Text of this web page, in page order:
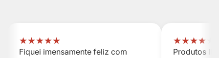
★★★★★
Fiquei imensamente feliz com
★★★★
Produtos